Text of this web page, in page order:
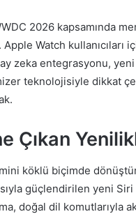
2026 kapsamında
Watch
zeka entegrasyonu,
teknolojisiyle dikkat
Çıkan
köklü biçimde
güçlendirilen yeni
doğal dil komutlarıyla